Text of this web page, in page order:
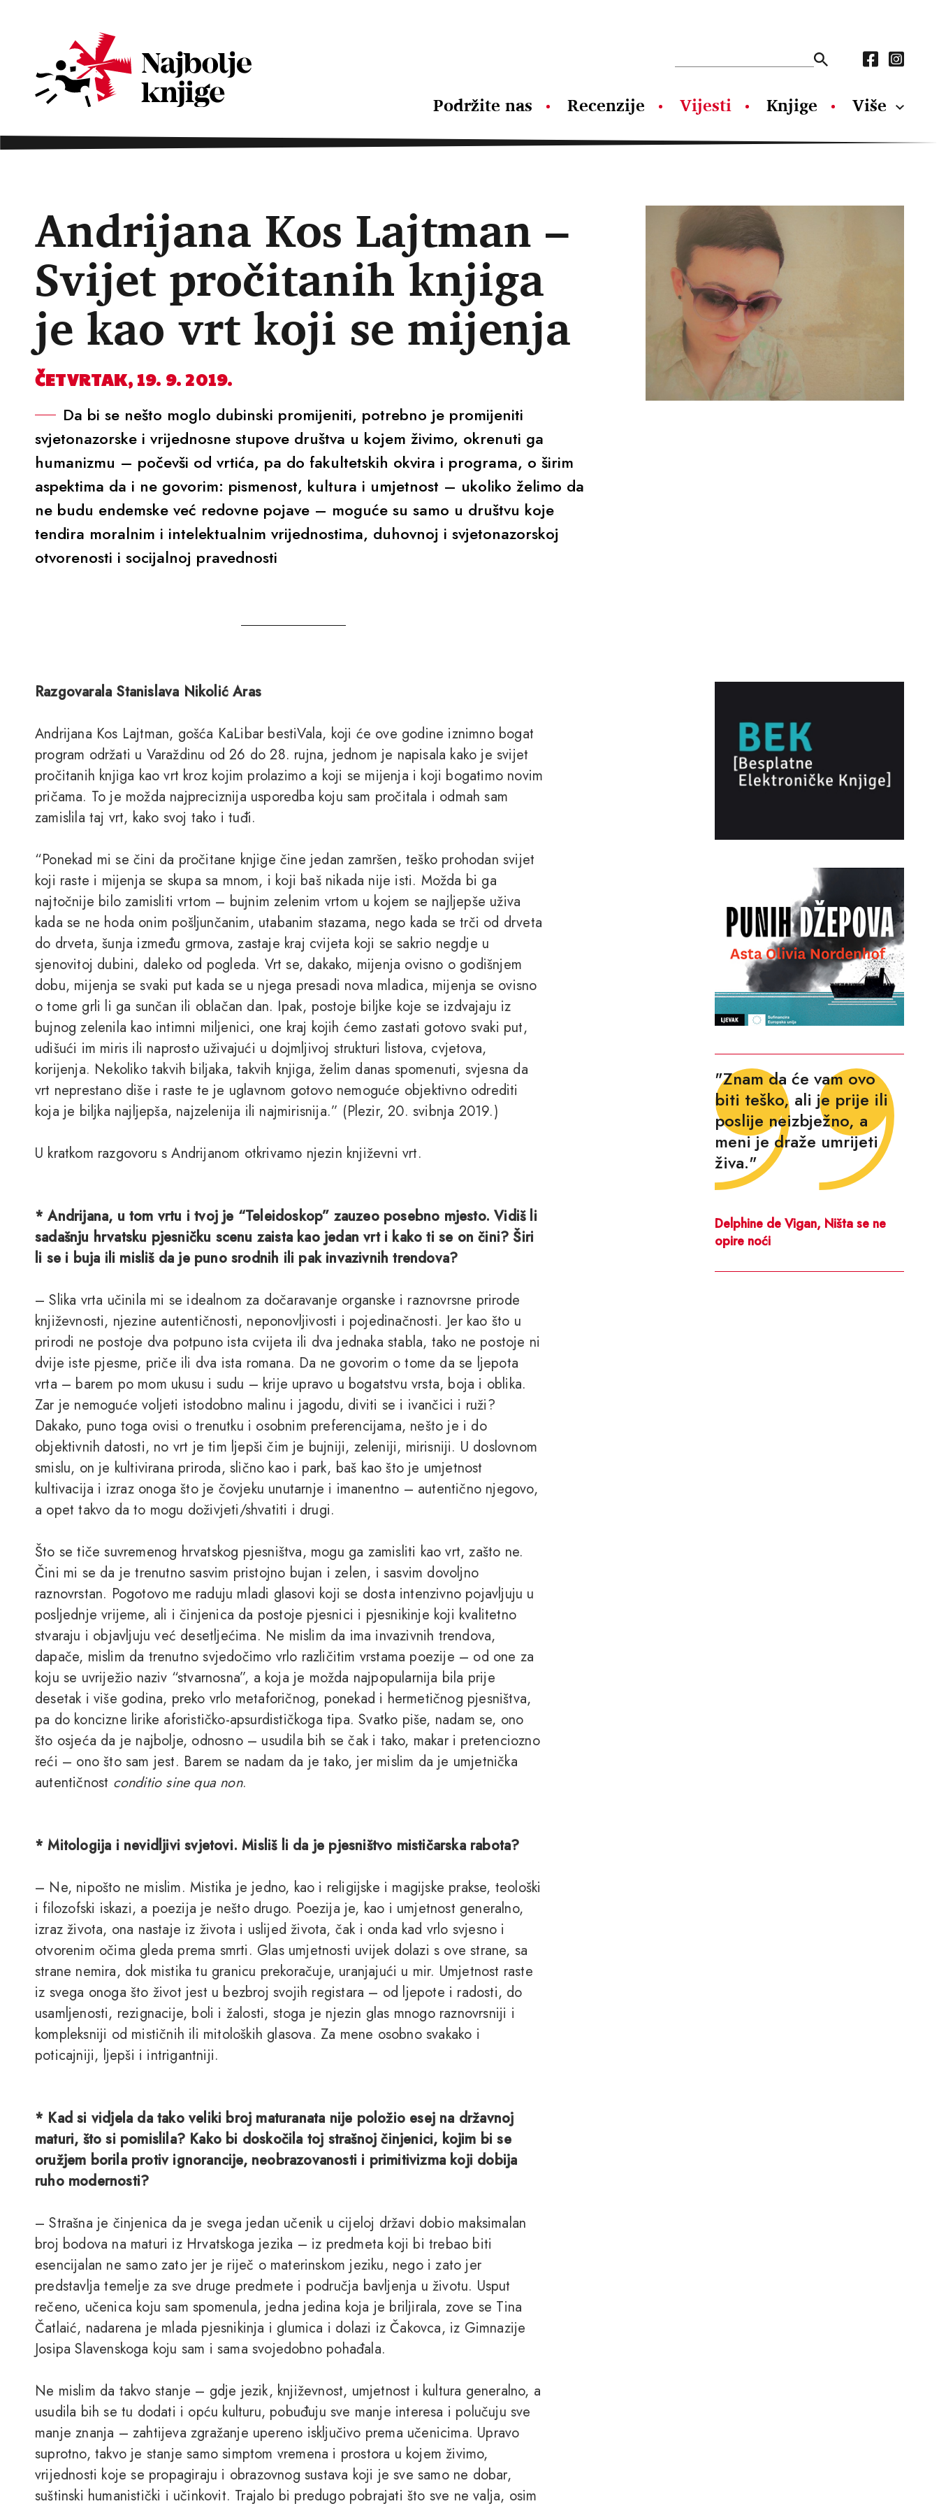
Podržite nas Recenzije Vijesti Knjige Više
Andrijana Kos Lajtman –
Svijet pročitanih knjiga
je kao vrt koji se mijenja
ČETVRTAK, 19. 9. 2019.
Da bi se nešto moglo dubinski promijeniti, potrebno je promijeniti
svjetonazorske i vrijednosne stupove društva u kojem živimo, okrenuti ga
humanizmu – počevši od vrtića, pa do fakultetskih okvira i programa, o širim
aspektima da i ne govorim: pismenost, kultura i umjetnost – ukoliko želimo da
ne budu endemske već redovne pojave – moguće su samo u društvu koje
tendira moralnim i intelektualnim vrijednostima, duhovnoj i svjetonazorskoj
otvorenosti i socijalnoj pravednosti
Razgovarala Stanislava Nikolić Aras
Andrijana Kos Lajtman, gošća KaLibar bestiVala, koji će ove godine iznimno bogat
program održati u Varaždinu od 26 do 28. rujna, jednom je napisala kako je svijet
pročitanih knjiga kao vrt kroz kojim prolazimo a koji se mijenja i koji bogatimo novim
pričama. To je možda najpreciznija usporedba koju sam pročitala i odmah sam
zamislila taj vrt, kako svoj tako i tuđi.
“Ponekad mi se čini da pročitane knjige čine jedan zamršen, teško prohodan svijet
koji raste i mijenja se skupa sa mnom, i koji baš nikada nije isti. Možda bi ga
najtočnije bilo zamisliti vrtom – bujnim zelenim vrtom u kojem se najljepše uživa
kada se ne hoda onim pošljunčanim, utabanim stazama, nego kada se trči od drveta
do drveta, šunja između grmova, zastaje kraj cvijeta koji se sakrio negdje u
sjenovitoj dubini, daleko od pogleda. Vrt se, dakako, mijenja ovisno o godišnjem
dobu, mijenja se svaki put kada se u njega presadi nova mladica, mijenja se ovisno
o tome grli li ga sunčan ili oblačan dan. Ipak, postoje biljke koje se izdvajaju iz
bujnog zelenila kao intimni miljenici, one kraj kojih ćemo zastati gotovo svaki put,
udišući im miris ili naprosto uživajući u dojmljivoj strukturi listova, cvjetova,
korijenja. Nekoliko takvih biljaka, takvih knjiga, želim danas spomenuti, svjesna da
vrt neprestano diše i raste te je uglavnom gotovo nemoguće objektivno odrediti
koja je biljka najljepša, najzelenija ili najmirisnija.” (Plezir, 20. svibnja 2019.)
U kratkom razgovoru s Andrijanom otkrivamo njezin književni vrt.
* Andrijana, u tom vrtu i tvoj je “Teleidoskop” zauzeo posebno mjesto. Vidiš li
sadašnju hrvatsku pjesničku scenu zaista kao jedan vrt i kako ti se on čini? Širi
li se i buja ili misliš da je puno srodnih ili pak invazivnih trendova?
– Slika vrta učinila mi se idealnom za dočaravanje organske i raznovrsne prirode
književnosti, njezine autentičnosti, neponovljivosti i pojedinačnosti. Jer kao što u
prirodi ne postoje dva potpuno ista cvijeta ili dva jednaka stabla, tako ne postoje ni
dvije iste pjesme, priče ili dva ista romana. Da ne govorim o tome da se ljepota
vrta – barem po mom ukusu i sudu – krije upravo u bogatstvu vrsta, boja i oblika.
Zar je nemoguće voljeti istodobno malinu i jagodu, diviti se i ivančici i ruži?
Dakako, puno toga ovisi o trenutku i osobnim preferencijama, nešto je i do
objektivnih datosti, no vrt je tim ljepši čim je bujniji, zeleniji, mirisniji. U doslovnom
smislu, on je kultivirana priroda, slično kao i park, baš kao što je umjetnost
kultivacija i izraz onoga što je čovjeku unutarnje i imanentno – autentično njegovo,
a opet takvo da to mogu doživjeti/shvatiti i drugi.
Što se tiče suvremenog hrvatskog pjesništva, mogu ga zamisliti kao vrt, zašto ne.
Čini mi se da je trenutno sasvim pristojno bujan i zelen, i sasvim dovoljno
raznovrstan. Pogotovo me raduju mladi glasovi koji se dosta intenzivno pojavljuju u
posljednje vrijeme, ali i činjenica da postoje pjesnici i pjesnikinje koji kvalitetno
stvaraju i objavljuju već desetljećima. Ne mislim da ima invazivnih trendova,
dapače, mislim da trenutno svjedočimo vrlo različitim vrstama poezije – od one za
koju se uvriježio naziv “stvarnosna”, a koja je možda najpopularnija bila prije
desetak i više godina, preko vrlo metaforičnog, ponekad i hermetičnog pjesništva,
pa do koncizne lirike aforističko-apsurdističkoga tipa. Svatko piše, nadam se, ono
što osjeća da je najbolje, odnosno – usudila bih se čak i tako, makar i pretenciozno
reći – ono što sam jest. Barem se nadam da je tako, jer mislim da je umjetnička
autentičnost conditio sine qua non.
* Mitologija i nevidljivi svjetovi. Misliš li da je pjesništvo mističarska rabota?
– Ne, nipošto ne mislim. Mistika je jedno, kao i religijske i magijske prakse, teološki
i filozofski iskazi, a poezija je nešto drugo. Poezija je, kao i umjetnost generalno,
izraz života, ona nastaje iz života i uslijed života, čak i onda kad vrlo svjesno i
otvorenim očima gleda prema smrti. Glas umjetnosti uvijek dolazi s ove strane, sa
strane nemira, dok mistika tu granicu prekoračuje, uranjajući u mir. Umjetnost raste
iz svega onoga što život jest u bezbroj svojih registara – od ljepote i radosti, do
usamljenosti, rezignacije, boli i žalosti, stoga je njezin glas mnogo raznovrsniji i
kompleksniji od mističnih ili mitoloških glasova. Za mene osobno svakako i
poticajniji, ljepši i intrigantniji.
* Kad si vidjela da tako veliki broj maturanata nije položio esej na državnoj
maturi, što si pomislila? Kako bi doskočila toj strašnoj činjenici, kojim bi se
oružjem borila protiv ignorancije, neobrazovanosti i primitivizma koji dobija
ruho modernosti?
– Strašna je činjenica da je svega jedan učenik u cijeloj državi dobio maksimalan
broj bodova na maturi iz Hrvatskoga jezika – iz predmeta koji bi trebao biti
esencijalan ne samo zato jer je riječ o materinskom jeziku, nego i zato jer
predstavlja temelje za sve druge predmete i područja bavljenja u životu. Usput
rečeno, učenica koju sam spomenula, jedna jedina koja je briljirala, zove se Tina
Čatlaić, nadarena je mlada pjesnikinja i glumica i dolazi iz Čakovca, iz Gimnazije
Josipa Slavenskoga koju sam i sama svojedobno pohađala.
Ne mislim da takvo stanje – gdje jezik, književnost, umjetnost i kultura generalno, a
usudila bih se tu dodati i opću kulturu, pobuđuju sve manje interesa i polučuju sve
manje znanja – zahtijeva zgražanje upereno isključivo prema učenicima. Upravo
suprotno, takvo je stanje samo simptom vremena i prostora u kojem živimo,
vrijednosti koje se propagiraju i obrazovnog sustava koji je sve samo ne dobar,
suštinski humanistički i učinkovit. Trajalo bi predugo pobrajati što sve ne valja, osim
"Znam da će vam ovo
biti teško, ali je prije ili
poslije neizbježno, a
meni je draže umrijeti
živa."
Delphine de Vigan, Ništa se ne
opire noći